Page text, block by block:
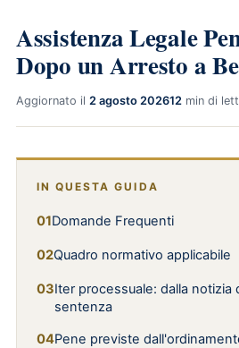
Assistenza Legale
Dopo un Arresto a
Aggiornato il 2 agosto 202612 min di
IN QUESTA GUIDA
Domande Frequenti
Quadro normativo applicabile
Iter processuale: dalla notizia
sentenza
Pene previste